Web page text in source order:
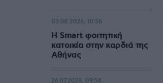
Η Smart φοιτητική
κατοικία στην καρδιά της
Αθήνας
03.08.2026, 10:56
26.07.2026, 09:54